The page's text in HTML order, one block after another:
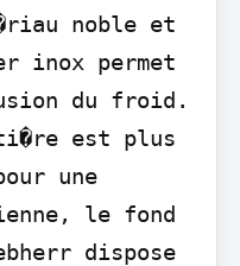
noble et
inox permet
du froid.
est plus
une
le fond
dispose